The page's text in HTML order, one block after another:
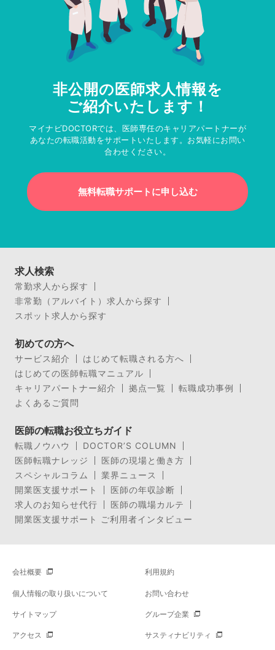
非公開の医師求人情報を
ご紹介いたします！
マイナビDOCTORでは、医師専任のキャリアパートナーが
あなたの転職活動をサポートいたします。お気軽にお問い
合わせください。
無料転職サポートに申し込む
求人検索
常勤求人から探す
非常勤（アルバイト）求人から探す
スポット求人から探す
初めての方へ
サービス紹介
はじめて転職される方へ
はじめての医師転職マニュアル
キャリアパートナー紹介
拠点一覧
転職成功事例
よくあるご質問
医師の転職お役立ちガイド
転職ノウハウ
DOCTOR’S COLUMN
医師転職ナレッジ
医師の現場と働き方
スペシャルコラム
業界ニュース
開業医支援サポート
医師の年収診断
求人のお知らせ代行
医師の職場カルテ
開業医支援サポート ご利用者インタビュー
会社概要 利用規約
個人情報の取り扱いについて お問い合わせ
サイトマップ グループ企業
アクセス サスティナビリティ